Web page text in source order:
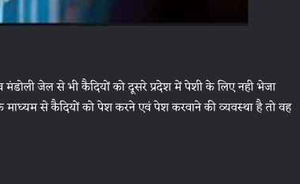
मंडोली जेल से भी कैदियों को दूसरे प्रदेश में पेशी के लिए नही भेजा
से कैदियों को पेश करने एवं पेश करवाने की व्यवस्था है तो वह